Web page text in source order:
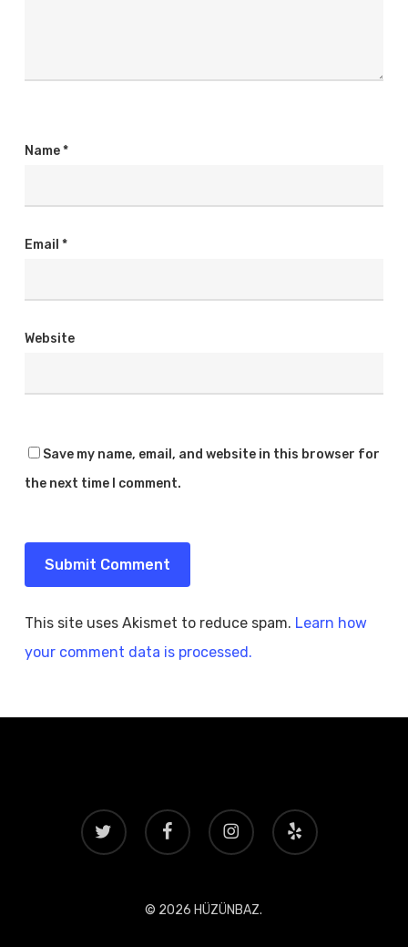
Name*
Email *
Website
Save my name, email, and website in this browser for
the next time I comment.
This site uses Akismet to reduce spam. Learn how
your comment data is processed.
twitter facebook instagram yelp
© 2026 HÜZÜNBAZ.